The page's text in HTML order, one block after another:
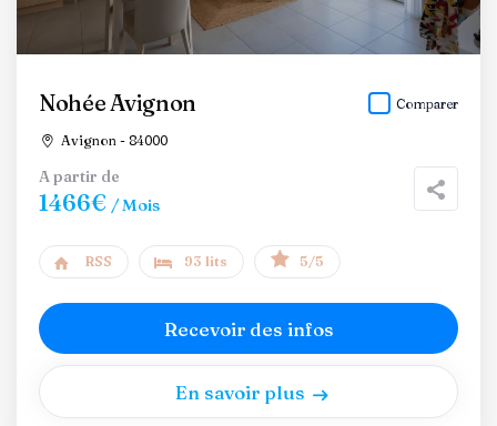
Nohée Avignon
Avignon - 84000
Comparer
A partir de
1466€ / Mois
RSS 93 lits 5/5
Recevoir des infos
En savoir plus